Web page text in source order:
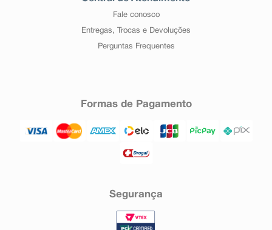
Fale conosco
Entregas, Trocas e Devoluções
Perguntas Frequentes
Formas de Pagamento
Segurança